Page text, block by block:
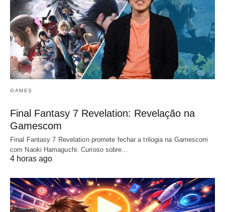
GAMES
Final Fantasy 7 Revelation: Revelação na
Gamescom
Final Fantasy 7 Revelation promete fechar a trilogia na Gamescom
com Naoki Hamaguchi. Curioso sobre…
4 horas ago